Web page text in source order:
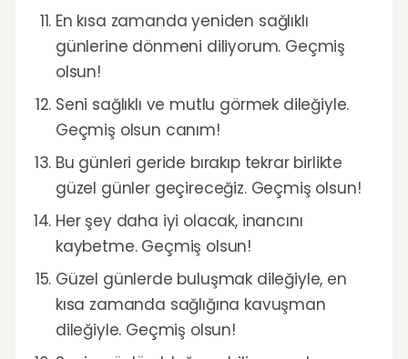
En kısa zamanda yeniden sağlıklı
günlerine dönmeni diliyorum. Geçmiş
olsun!
Seni sağlıklı ve mutlu görmek dileğiyle.
Geçmiş olsun canım!
Bu günleri geride bırakıp tekrar birlikte
güzel günler geçireceğiz. Geçmiş olsun!
Her şey daha iyi olacak, inancını
kaybetme. Geçmiş olsun!
Güzel günlerde buluşmak dileğiyle, en
kısa zamanda sağlığına kavuşman
dileğiyle. Geçmiş olsun!